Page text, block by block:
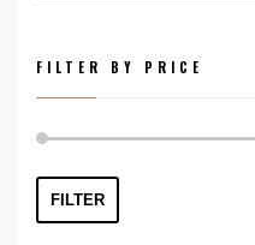
FILTER BY PRICE
FILTER